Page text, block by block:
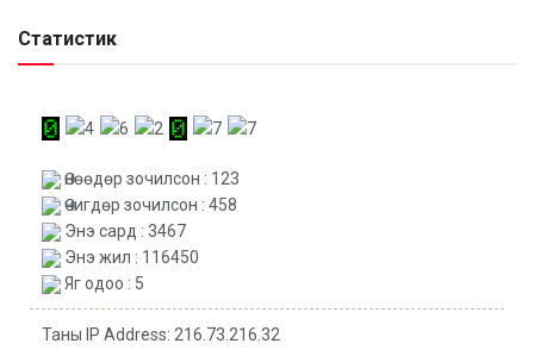
Статистик
Өнөөдөр зочилсон : 123
Өчигдөр зочилсон : 458
Энэ сард : 3467
Энэ жил : 116450
Яг одоо : 5
Таны IP Address: 216.73.216.32